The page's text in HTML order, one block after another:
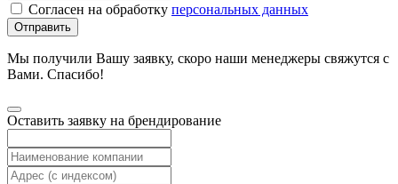
Согласен на обработку персональных данных
Отправить
Мы получили Вашу заявку, скоро наши менеджеры свяжутся с
Вами. Спасибо!
Оставить заявку на брендирование